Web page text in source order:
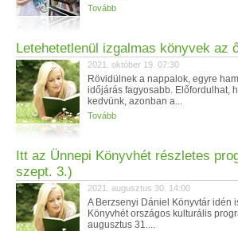
Tovább
Letehetetlenül izgalmas könyvek az
2021. október 19. 07:30
Rövidülnek a nappalok, egyre
időjárás fagyosabb. Előfordulhat,
kedvünk, azonban a...
Tovább
Itt az Ünnepi Könyvhét részletes
szept. 3.)
2021. augusztus 30. 14:00
A Berzsenyi Dániel Könyvtár idén
Könyvhét országos kulturális
augusztus 31....